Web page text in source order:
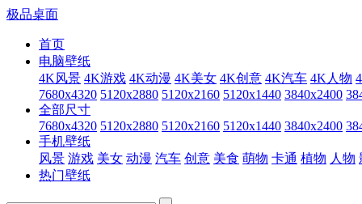
极品桌面
首页
电脑壁纸
4K风景 4K游戏 4K动漫 4K美女 4K创意 4K汽车 4K人物
7680x4320 5120x2880 5120x2160 5120x1440 3840x2400
全部尺寸
7680x4320 5120x2880 5120x2160 5120x1440 3840x2400
手机壁纸
风景 游戏 美女 动漫 汽车 创意 美食 萌物 卡通 植物 人物
热门壁纸